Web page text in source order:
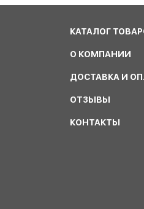
КАТАЛОГ
О КОМПАНИИ
ДОСТАВКА И
ОТЗЫВЫ
КОНТАКТЫ